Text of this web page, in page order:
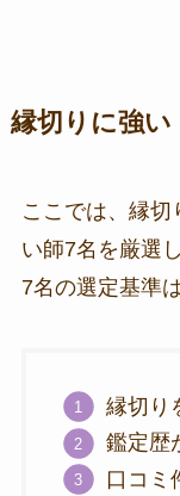
縁切りに強い
ここでは、縁切
い師7名を厳選
7名の選定基準
縁切り
鑑定歴
口コミ